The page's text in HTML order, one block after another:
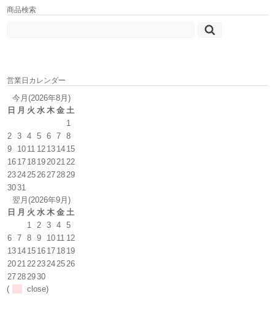
商品検索
営業日カレンダー
今月(2026年8月)
日 月 火 水 木 金 土
1
2
3 4 5 6 7
8
9
10 11 12 13 14 15
16 17 18 19202122
23242526272829
3031
翌月(2026年9月)
日 月 火 水 木 金 土
1
2 3 4
5
6
7 8 9 10 11 12
13 14 15 16 17 18 19
20212223242526
27282930
(
close)